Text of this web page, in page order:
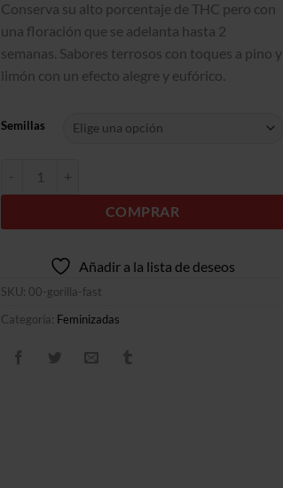
16,50€
a
340,00€
Conserva su alto porcentaje de THC pero con
una floración que se adelanta hasta 2
semanas. Sabores terrosos con toques a pino y
limón con un efecto alegre y eufórico.
Semillas
COMPRAR
Añadir a la lista de deseos
SKU: 00-gorilla-fast
Categoría: Feminizadas